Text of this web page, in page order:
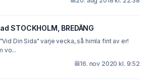
STOCKHOLM, BREDÄNG
Din Sida" varje vecka, så himla fint av er!
vo...
16. nov 2020 kl. 9:52